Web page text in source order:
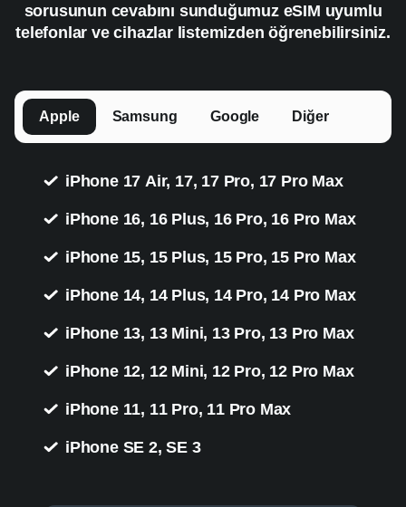
sorusunun cevabını sunduğumuz eSIM uyumlu
telefonlar ve cihazlar listemizden öğrenebilirsiniz.
Apple Samsung Google Diğer
iPhone 17 Air, 17, 17 Pro, 17 Pro Max
iPhone 16, 16 Plus, 16 Pro, 16 Pro Max
iPhone 15, 15 Plus, 15 Pro, 15 Pro Max
iPhone 14, 14 Plus, 14 Pro, 14 Pro Max
iPhone 13, 13 Mini, 13 Pro, 13 Pro Max
iPhone 12, 12 Mini, 12 Pro, 12 Pro Max
iPhone 11, 11 Pro, 11 Pro Max
iPhone SE 2, SE 3